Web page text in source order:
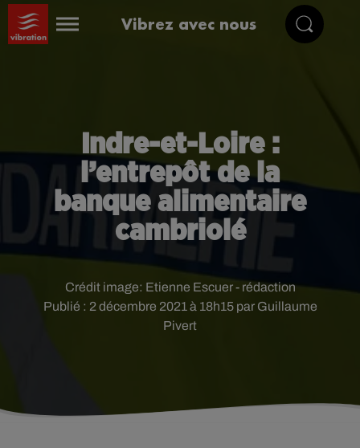
Vibrez avec nous
Indre-et-Loire :
l’entrepôt de la
banque alimentaire
cambriolé
Publié : 2 décembre 2021 à 18h15 par Guillaume
Pivert
Crédit image: Etienne Escuer - rédaction